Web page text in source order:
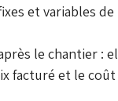
et variables de
le chantier :
facturé et le